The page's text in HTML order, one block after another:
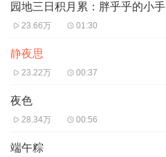
园地三日积月累：胖乎乎的小手
23.66万 01:30
静夜思
23.22万 00:37
夜色
28.34万 00:56
端午粽